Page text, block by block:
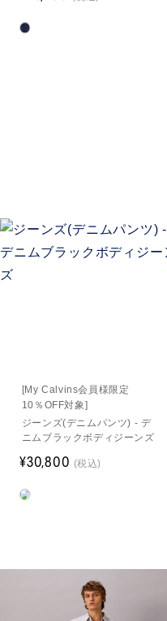
[My Calvins会員様限定
10％OFF対象]
ジーンズ(デニムパンツ) - デ
ニムブラックボディジーンズ
¥30,800 (税込)